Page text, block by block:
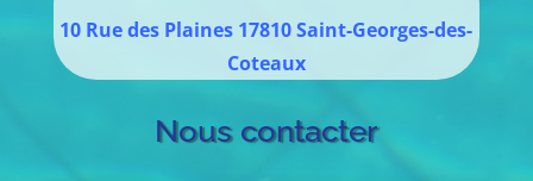
10 Rue des Plaines 17810Saint-Georges-des-
Coteaux
Nous contacter